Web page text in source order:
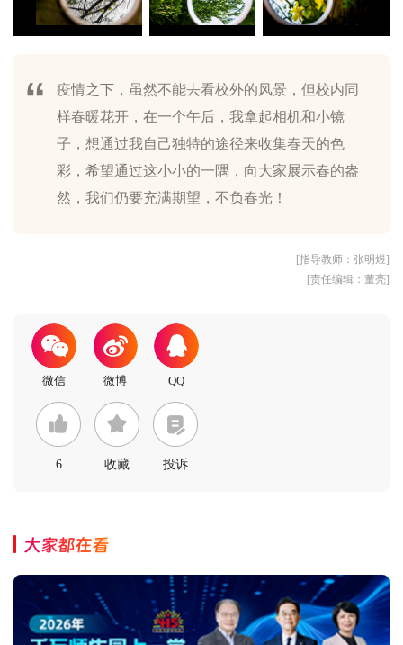
《镜中春》.jpg
《镜中春》2.jpg
《镜中春》3.jpg
《镜中春》4.jpg
《镜中春》5.jpg
《镜中春》6.jpg
疫情之下，虽然不能去看校外的风景，但校内同
样春暖花开，在一个午后，我拿起相机和小镜
子，想通过我自己独特的途径来收集春天的色
彩，希望通过这小小的一隅，向大家展示春的盎
然，我们仍要充满期望，不负春光！
[指导教师：张明煜]
[责任编辑：董亮]
6 收藏 投诉
大家都在看